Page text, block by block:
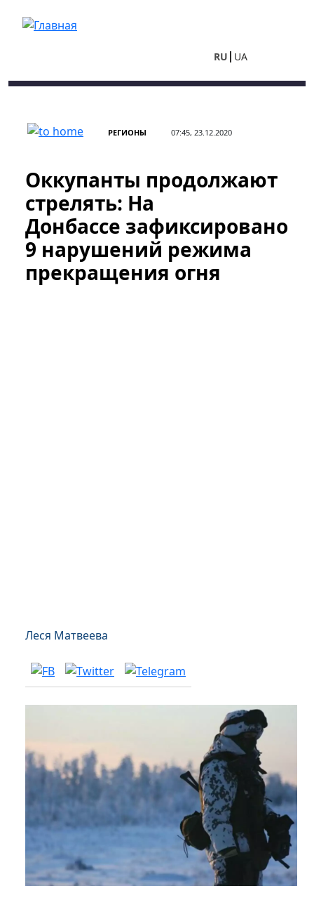
RU UA
РЕГИОНЫ 07:45, 23.12.2020
Оккупанты продолжают
стрелять: На
Донбассе зафиксировано
9 нарушений режима
прекращения огня
Леся Матвеева